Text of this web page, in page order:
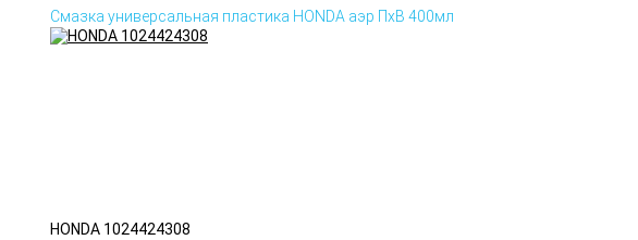
Смазка универсальная пластика HONDA аэр ПхВ 400мл
HONDA 1024424308